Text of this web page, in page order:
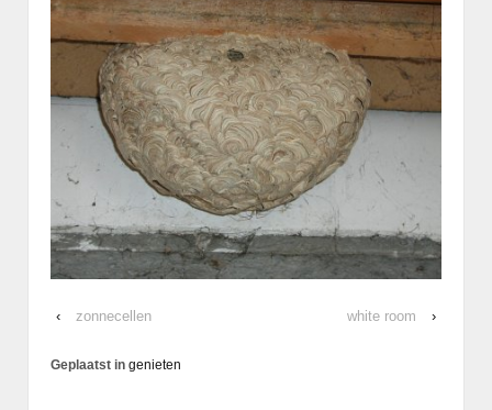
‹ zonnecellen white room ›
Geplaatst in genieten